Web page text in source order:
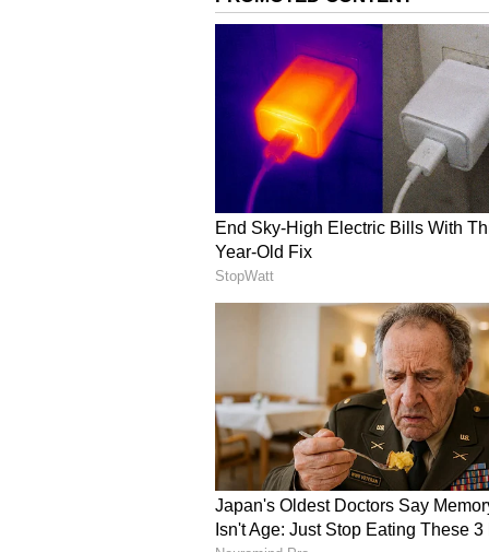
Image Credit :Getty
குருவின் ஐந்தாம்
குருவின் ஐந்தாம் பார்வை
மனதில் இருந்த அத்தனை